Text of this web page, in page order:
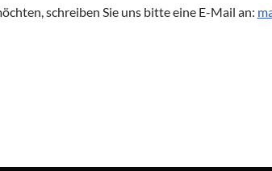
schreiben Sie uns bitte eine E-Mail an: